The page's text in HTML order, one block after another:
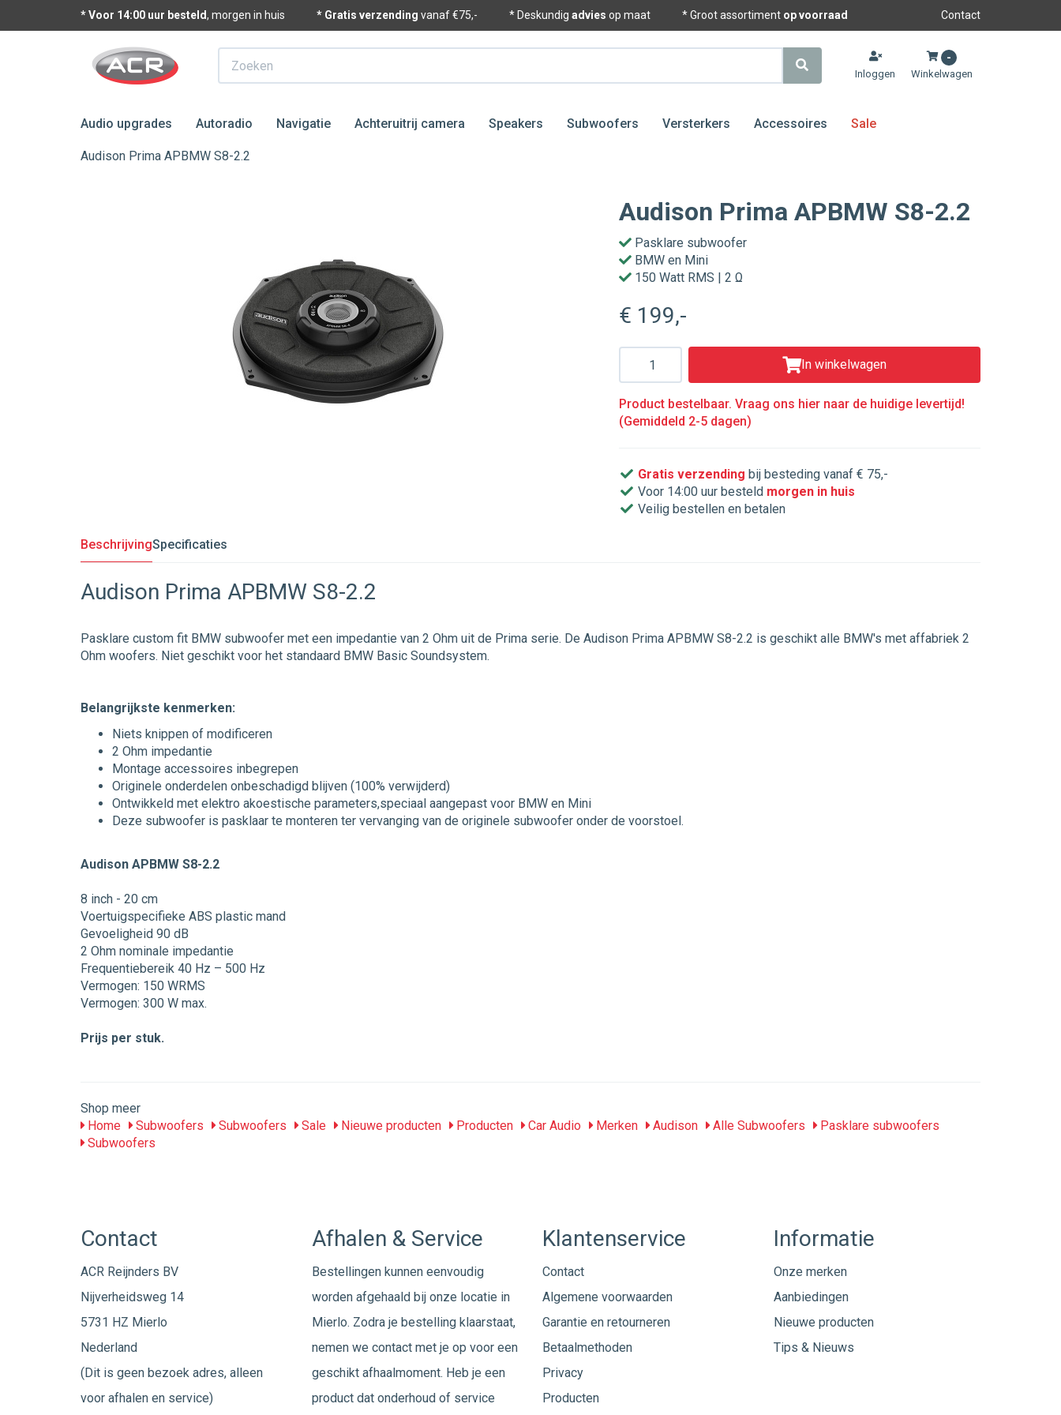
* Voor 14:00 uur besteld, morgen in huis * Gratis verzending vanaf €75,- * Deskundig advies op maat * Groot assortiment op voorraad Contact
Zoeken
Inloggen
-
Winkelwagen
Audio upgrades Autoradio Navigatie Achteruitrij camera Speakers Subwoofers Versterkers Accessoires Sale
Audison Prima APBMW S8-2.2
Audison Prima APBMW S8-2.2
Pasklare subwoofer
BMW en Mini
150 Watt RMS | 2 Ω
€ 199,-
Aantal
In winkelwagen
Product bestelbaar. Vraag ons hier naar de huidige levertijd!
(Gemiddeld 2-5 dagen)
Gratis verzending bij besteding vanaf € 75,-
Voor 14:00 uur besteld morgen in huis
Veilig bestellen en betalen
BeschrijvingSpecificaties
Audison Prima APBMW S8-2.2
Pasklare custom fit BMW subwoofer met een impedantie van 2 Ohm uit de Prima serie. De Audison Prima APBMW S8-2.2 is geschikt alle BMW's met affabriek 2
Ohm woofers. Niet geschikt voor het standaard BMW Basic Soundsystem.
Belangrijkste kenmerken:
Niets knippen of modificeren
2 Ohm impedantie
Montage accessoires inbegrepen
Originele onderdelen onbeschadigd blijven (100% verwijderd)
Ontwikkeld met elektro akoestische parameters,speciaal aangepast voor BMW en Mini
Deze subwoofer is pasklaar te monteren ter vervanging van de originele subwoofer onder de voorstoel.
Audison APBMW S8-2.2
8 inch - 20 cm
Voertuigspecifieke ABS plastic mand
Gevoeligheid 90 dB
2 Ohm nominale impedantie
Frequentiebereik 40 Hz – 500 Hz
Vermogen: 150 WRMS
Vermogen: 300 W max.
Prijs per stuk.
Shop meer
Home
Subwoofers Subwoofers Sale Nieuwe producten Producten Car Audio Merken Audison Alle Subwoofers
Pasklare subwoofers
Subwoofers
Contact
ACR Reijnders BV
Nijverheidsweg 14
5731 HZ Mierlo
Nederland
(Dit is geen bezoek adres, alleen
voor afhalen en service)
Afhalen & Service
Bestellingen kunnen eenvoudig
worden afgehaald bij onze locatie in
Mierlo. Zodra je bestelling klaarstaat,
nemen we contact met je op voor een
geschikt afhaalmoment. Heb je een
product dat onderhoud of service
Klantenservice
Contact
Algemene voorwaarden
Garantie en retourneren
Betaalmethoden
Privacy
Producten
Informatie
Onze merken
Aanbiedingen
Nieuwe producten
Tips & Nieuws